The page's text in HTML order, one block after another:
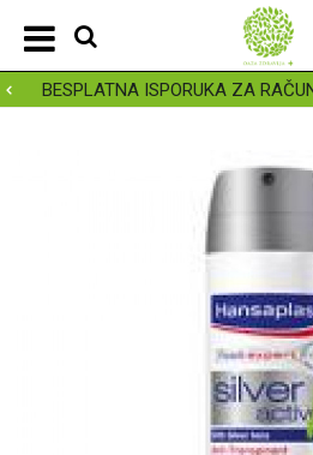
BESPLATNA ISPORUKA ZA